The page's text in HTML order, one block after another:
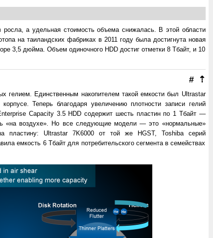
а удельная стоимость объема снижалась. В этой области
на таиландских фабриках в 2011 году была достигнута новая
3,5 дюйма. Объем одиночного HDD достиг отметки 8 Тбайт, и 10
⇡
#
гелием. Единственным накопителем такой емкости был Ultrastar
Теперь благодаря увеличению плотности записи гелий
Capacity 3.5 HDD содержит шесть пластин по 1 Тбайт —
«на воздухе». Но все следующие модели — это «нормальные»
пластину: Ultrastar 7K6000 от той же HGST, Toshiba серий
емкость 6 Тбайт для потребительского сегмента в семействах